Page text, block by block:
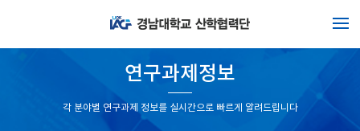
연구과제정보
각 분야별 연구과제 정보를 실시간으로 빠르게 알려드립니다